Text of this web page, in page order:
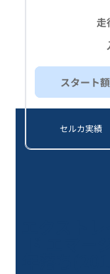
走
スタート額
セルカ実績